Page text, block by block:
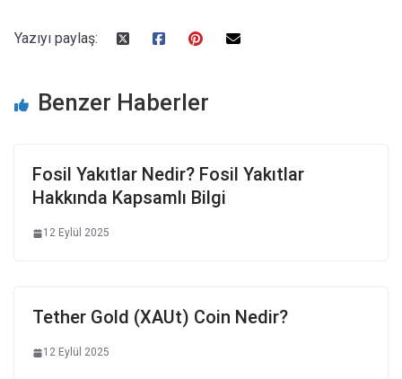
Yazıyı paylaş:
Benzer Haberler
Fosil Yakıtlar Nedir? Fosil Yakıtlar
Hakkında Kapsamlı Bilgi
12 Eylül 2025
Tether Gold (XAUt) Coin Nedir?
12 Eylül 2025